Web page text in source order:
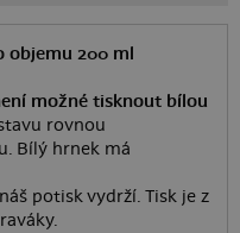
objemu 200 ml
možné tisknout bílou
rovnou
Bílý hrnek má
potisk vydrží. Tisk je z